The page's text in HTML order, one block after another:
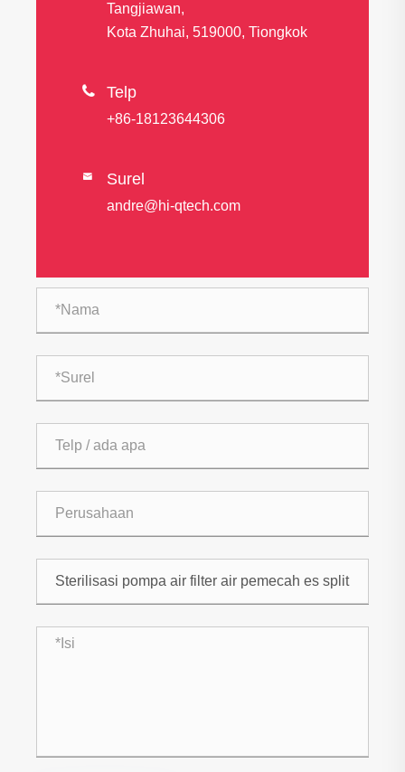
Tangjiawan,
Kota Zhuhai, 519000, Tiongkok
 Telp
+86-18123644306
 Surel
andre@hi-qtech.com